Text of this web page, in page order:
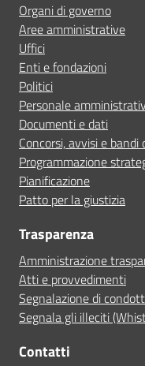
Organi di governo
Aree amministrative
Uffici
Enti e fondazioni
Politici
Personale
Documenti e dati
Concorsi, avvisi e bandi
Programmazione
Pianificazione
Patto per la giustizia
Trasparenza
Amministrazione
Atti e provvedimenti
Segnalazione di
Segnala gli illeciti
Contatti